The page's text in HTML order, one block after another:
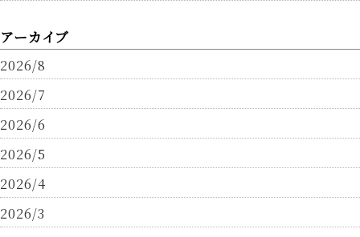
アーカイブ
2026/8
2026/7
2026/6
2026/5
2026/4
2026/3